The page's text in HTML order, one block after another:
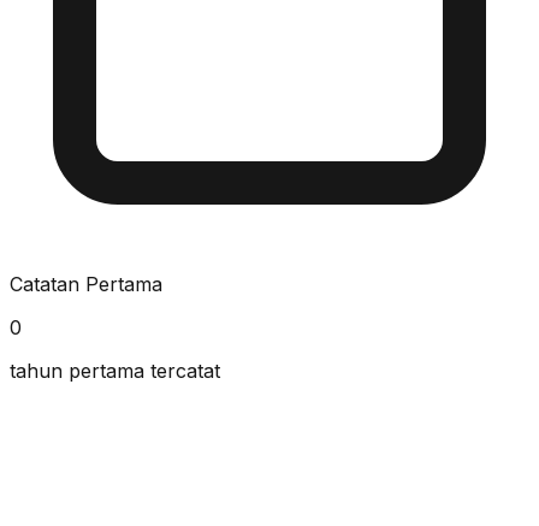
Catatan Pertama
0
tahun pertama tercatat